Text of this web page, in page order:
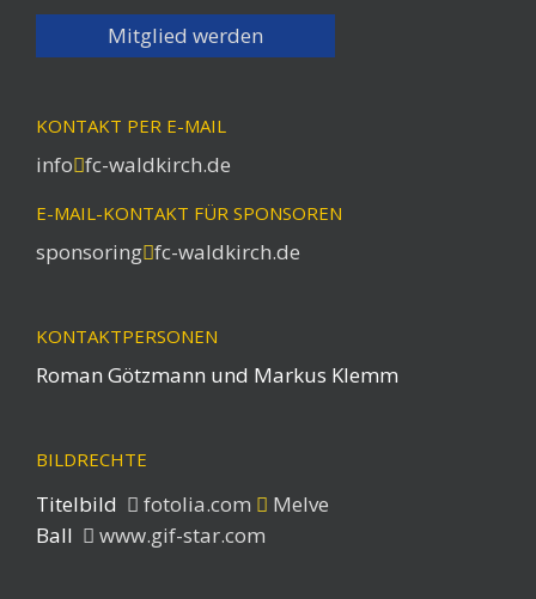
Mitglied werden
KONTAKT PER E-MAIL
info fc-waldkirch.de
E-MAIL-KONTAKT FÜR SPONSOREN
sponsoring fc-waldkirch.de
KONTAKTPERSONEN
Roman Götzmann und Markus Klemm
BILDRECHTE
Titelbild fotolia.com
Melve
Ball
www.gif-star.com